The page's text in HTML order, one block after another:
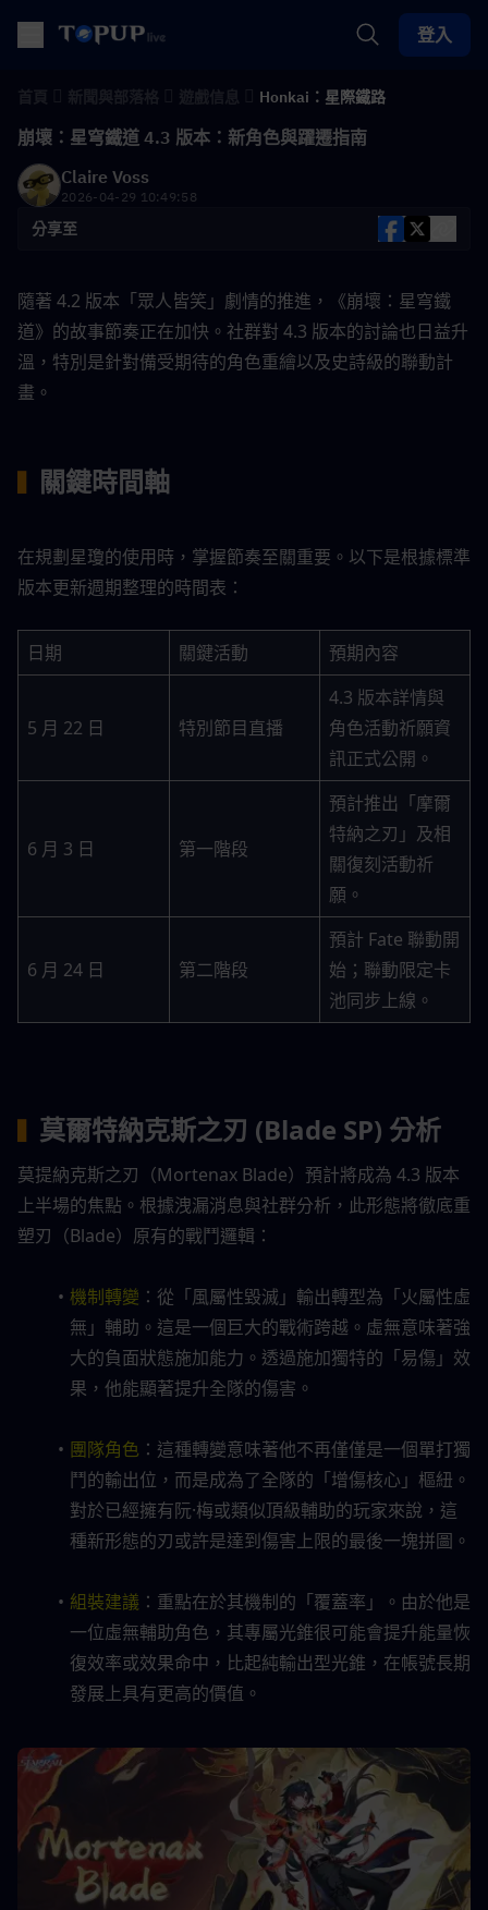
登入
Honkai：星際鐵路
崩壞：星穹鐵道 4.3 版本：新角色與躍遷指南
Claire Voss
2026-04-29 10:49:58
分享至
隨著 4.2 版本「眾人皆笑」劇情的推進，《崩壞：星穹鐵
道》的故事節奏正在加快。社群對 4.3 版本的討論也日益升
溫，特別是針對備受期待的角色重繪以及史詩級的聯動計
畫。
關鍵時間軸
在規劃星瓊的使用時，掌握節奏至關重要。以下是根據標準
版本更新週期整理的時間表：
日期 關鍵活動 預期內容
5 月 22 日 特別節目直播
4.3 版本詳情與
角色活動祈願資
訊正式公開。
6 月 3 日 第一階段
預計推出「摩爾
特納之刃」及相
關復刻活動祈
願。
6 月 24 日 第二階段
預計 Fate 聯動開
始；聯動限定卡
池同步上線。
莫爾特納克斯之刃 (Blade SP) 分析
莫提納克斯之刃（Mortenax Blade）預計將成為 4.3 版本
上半場的焦點。根據洩漏消息與社群分析，此形態將徹底重
塑刃（Blade）原有的戰鬥邏輯：
機制轉變 ：從「風屬性毀滅」輸出轉型為「火屬性虛
無」輔助。這是一個巨大的戰術跨越。虛無意味著強
大的負面狀態施加能力。透過施加獨特的「易傷」效
果，他能顯著提升全隊的傷害。
團隊角色 ：這種轉變意味著他不再僅僅是一個單打獨
鬥的輸出位，而是成為了全隊的「增傷核心」樞紐。
對於已經擁有阮·梅或類似頂級輔助的玩家來說，這
種新形態的刃或許是達到傷害上限的最後一塊拼圖。
組裝建議 ：重點在於其機制的「覆蓋率」。由於他是
一位虛無輔助角色，其專屬光錐很可能會提升能量恢
復效率或效果命中，比起純輸出型光錐，在帳號長期
發展上具有更高的價值。